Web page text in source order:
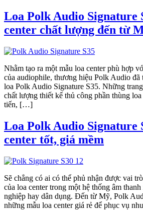
Loa Polk Audio Signature
center chất lượng đến từ
Nhằm tạo ra một mẫu loa center phù hợp
của audiophile, thương hiệu Polk Audio đã
loa Polk Audio Signature S35. Những
chất lượng thiết kế thủ công phần thùng
tiến, […]
Loa Polk Audio Signature
center tốt, giá mềm
Sẽ chẳng có ai có thể phủ nhận được vai
của loa center trong một hệ thống âm
nghiệp hay dân dụng. Đến từ Mỹ, Polk
những mẫu loa center giá rẻ để phục vụ